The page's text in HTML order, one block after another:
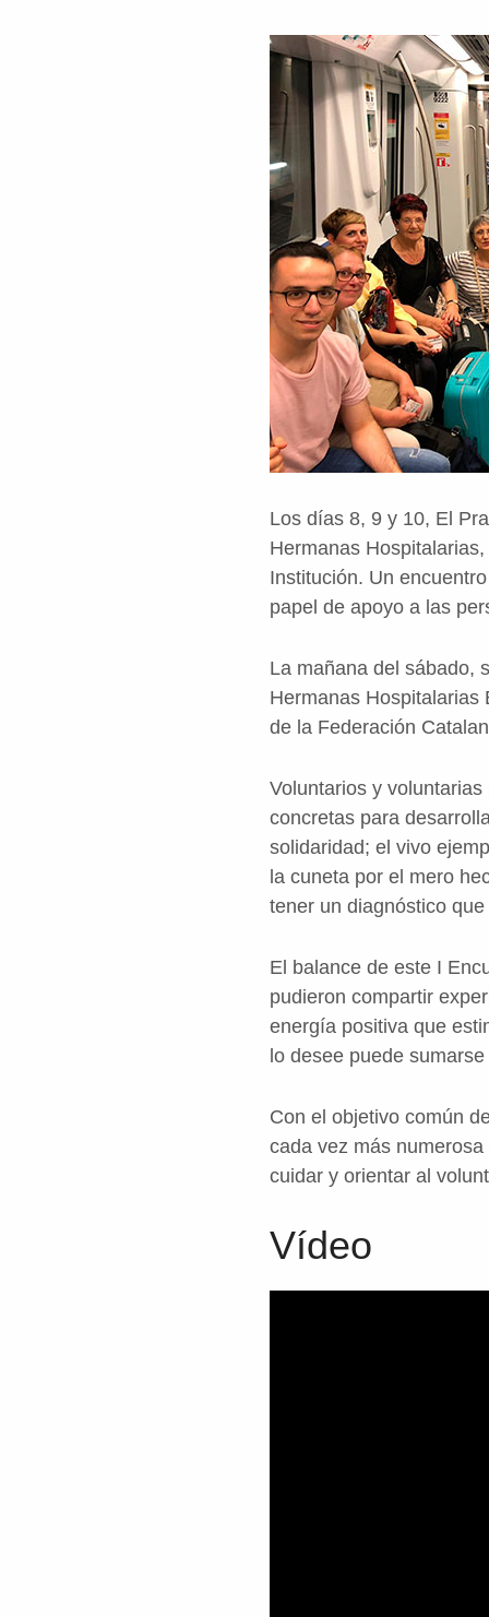
Los días 8, 9 y 10, El
Hermanas
Institución. Un
papel de apoyo a las
La mañana del sábado,
Hermanas Hospitalarias
de la Federación
Voluntarios y
concretas para
solidaridad; el vivo
la cuneta por el mero
tener un diagnóstico
El balance de este I
pudieron compartir
energía positiva que
lo desee puede
Con el objetivo común
cada vez más
cuidar y orientar al
Vídeo